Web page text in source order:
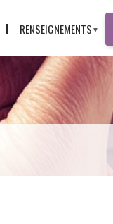
RENSEIGNEMENTS
CONTACT
PRÉ-INSCRIPTION
RÉCLAMATION